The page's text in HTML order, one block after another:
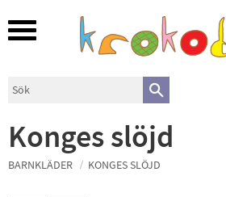
Meny
Konges slöjd
BARNKLÄDER KONGES SLÖJD